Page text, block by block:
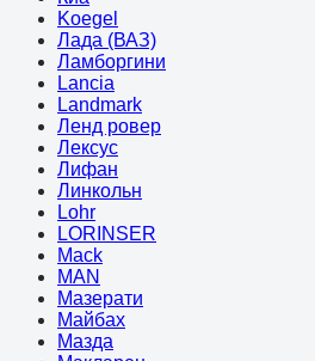
Koegel
Лада (ВАЗ)
Ламборгини
Lancia
Landmark
Ленд ровер
Лексус
Лифан
Линкольн
Lohr
LORINSER
Mack
MAN
Мазерати
Майбах
Мазда